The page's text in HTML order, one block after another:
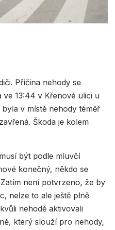
Příčina nehody se
ve 13:44 v Křenové ulici u
v místě nehody téměř
Škoda je kolem
být podle mluvčí
konečný, někdo se
není potvrzeno, že by
nelze to ale ještě plně
nehodě aktivovali
který slouží pro nehody,